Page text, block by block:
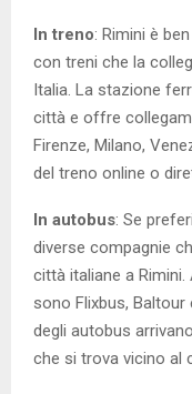
In treno: Rimini è
con treni che la
Italia. La stazione
città e offre
Firenze, Milano,
del treno online o
In autobus: Se
diverse compagnie
città italiane a
sono Flixbus,
degli autobus
che si trova vicino al